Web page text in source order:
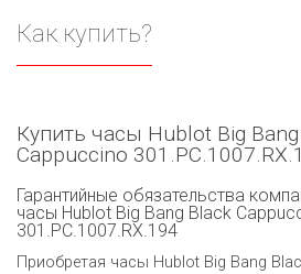
Как купить?
Купить часы Hublot Big
Cappuccino
Гарантийные обязательства
часы Hublot Big Bang Black
301.PC.1007.RX.194
Приобретая часы Hublot Big Bang